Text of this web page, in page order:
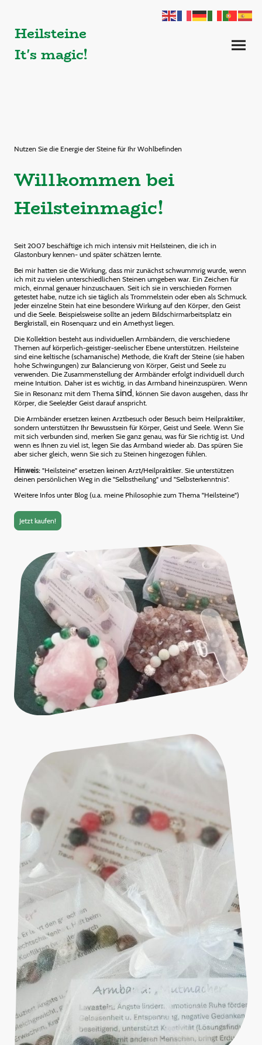
Heilsteine
It's magic!
Nutzen Sie die Energie der Steine für Ihr Wohlbefinden
Willkommen bei
Heilsteinmagic!
Seit 2007 beschäftige ich mich intensiv mit Heilsteinen, die ich in
Glastonbury kennen- und später schätzen lernte.
Bei mir hatten sie die Wirkung, dass mir zunächst schwummrig wurde, wenn
ich mit zu vielen unterschiedlichen Steinen umgeben war. Ein Zeichen für
mich, einmal genauer hinzuschauen. Seit ich sie in verschieden Formen
getestet habe, nutze ich sie täglich als Trommelstein oder eben als Schmuck.
Jeder einzelne Stein hat eine besondere Wirkung auf den Körper, den Geist
und die Seele. Beispielsweise sollte an jedem Bildschirmarbeitsplatz ein
Bergkristall, ein Rosenquarz und ein Amethyst liegen.
Die Kollektion besteht aus individuellen Armbändern, die verschiedene
Themen auf körperlich-geistiger-seelischer Ebene unterstützen. Heilsteine
sind eine keltische (schamanische) Methode, die Kraft der Steine (sie haben
hohe Schwingungen) zur Balancierung von Körper, Geist und Seele zu
verwenden. Die Zusammenstellung der Armbänder erfolgt individuell durch
meine Intuition. Daher ist es wichtig, in das Armband hineinzuspüren. Wenn
Sie in Resonanz mit dem Thema sind, können Sie davon ausgehen, dass Ihr
Körper, die Seele/der Geist darauf anspricht.
Die Armbänder ersetzen keinen Arztbesuch oder Besuch beim Heilpraktiker,
sondern unterstützen Ihr Bewusstsein für Körper, Geist und Seele. Wenn Sie
mit sich verbunden sind, merken Sie ganz genau, was für Sie richtig ist. Und
wenn es Ihnen zu viel ist, legen Sie das Armband wieder ab. Das spüren Sie
aber sicher gleich, wenn Sie sich zu Steinen hingezogen fühlen.
Hinweis: "Heilsteine" ersetzen keinen Arzt/Heilpraktiker. Sie unterstützen
deinen persönlichen Weg in die "Selbstheilung" und "Selbsterkenntnis".
Weitere Infos unter Blog (u.a. meine Philosophie zum Thema "Heilsteine")
Jetzt kaufen!